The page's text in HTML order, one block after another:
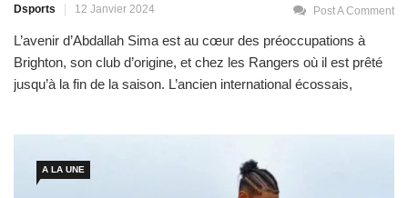
Dsports 12 Janvier 2024 Post A Comment
L’avenir d’Abdallah Sima est au cœur des préoccupations à
Brighton, son club d’origine, et chez les Rangers où il est prêté
jusqu’à la fin de la saison. L’ancien international écossais,
A LA UNE